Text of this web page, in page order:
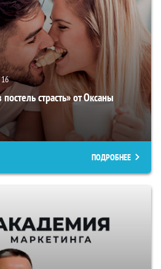
16
страсть» от Оксаны
ПОДРОБНЕЕ